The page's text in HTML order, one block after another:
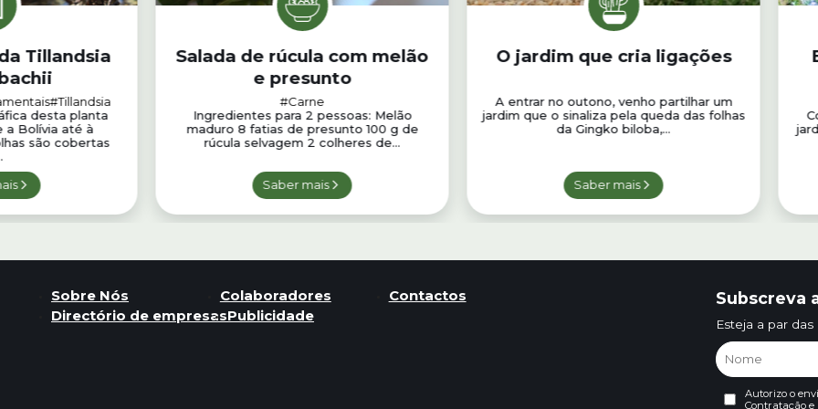
Tillandsia
#Tillandsia
desta planta
a Bolívia até à
são cobertas
Salada de rúcula com melão
e presunto
#Carne
Ingredientes para 2 pessoas: Melão
maduro 8 fatias de presunto 100 g de
rúcula selvagem 2 colheres de...
Saber mais
O jardim que cria ligações
A entrar no outono, venho partilhar um
jardim que o sinaliza pela queda das folhas
da Gingko biloba,...
Saber mais
Sobre Nós Colaboradores
Contactos
Directório de empresasPublicidade
Subscreva
Esteja a par
Autorizo o
Contrataçãoe